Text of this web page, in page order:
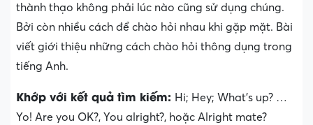
thành thạo không phải lúc nào cũng sử dụng chúng.
Bởi còn nhiều cách để chào hỏi nhau khi gặp mặt. Bài
viết giới thiệu những cách chào hỏi thông dụng trong
tiếng Anh.
Khớp với kết quả tìm kiếm: Hi; Hey; What’s up? …
Yo! Are you OK?, You alright?, hoặc Alright mate?